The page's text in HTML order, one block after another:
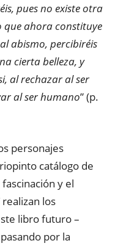
pues no existe otra
que ahora constituye
abismo, percibiréis
cierta belleza, y
al rechazar al ser
al ser humano” (p.
personajes
catálogo de
y el
los
libro futuro –
por la